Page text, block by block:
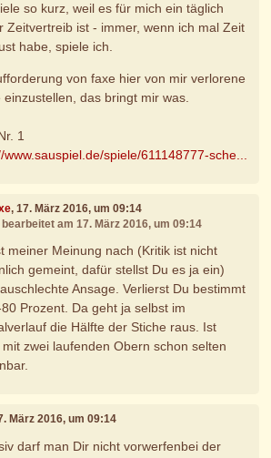
so kurz, weil es für mich ein täglich
Zeitvertreib ist - immer, wenn ich mal Zeit
habe, spiele ich.
von faxe hier von mir verlorene
einzustellen, das bringt mir was.
1
www.sauspiel.de/spiele/611148777-sche...
, 17. März 2016, um 09:14
am 17. März 2016, um 09:14
meiner Meinung nach (Kritik ist nicht
gemeint, dafür stellst Du es ja ein)
Ansage. Verlierst Du bestimmt
Prozent. Da geht ja selbst im
die Hälfte der Stiche raus. Ist
zwei laufenden Obern schon selten
März 2016, um 09:14
darf man Dir nicht vorwerfenbei der